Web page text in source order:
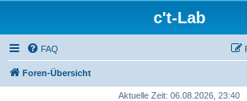
c't-Lab
FAQ
Foren-Übersicht
Aktuelle Zeit: 06.08.2026, 23:40